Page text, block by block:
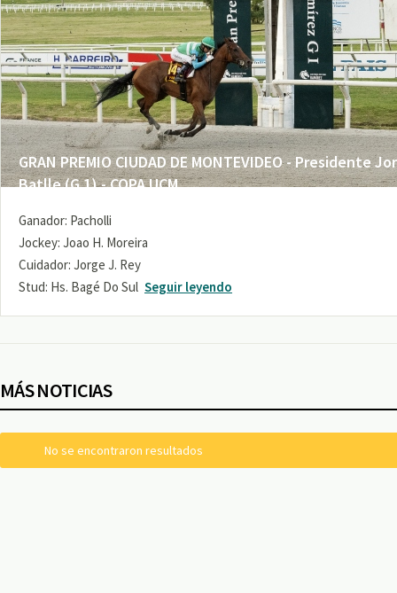
GRAN PREMIO CIUDAD DE MONTEVIDEO - Presidente
Batlle (G 1) - COPA UCM
Ganador: Pacholli
Jockey: Joao H. Moreira
Cuidador: Jorge J. Rey
Stud: Hs. Bagé Do Sul Seguir leyendo
MÁS NOTICIAS
No se encontraron resultados